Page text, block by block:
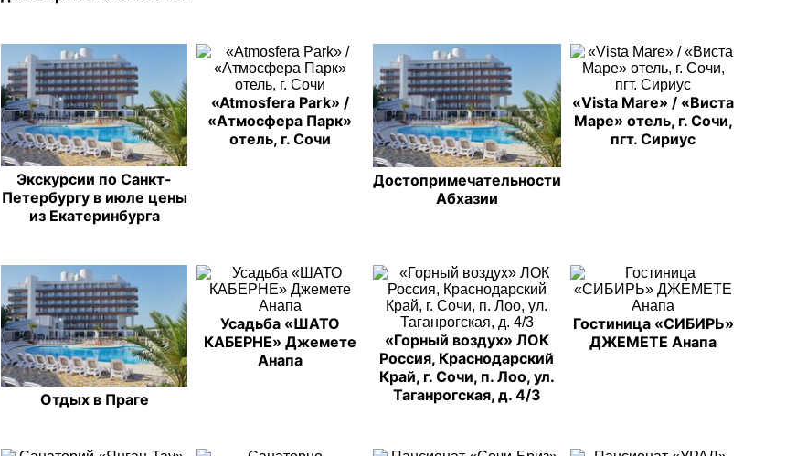
Экскурсии по Санкт-
Петербургу в июле цены
из Екатеринбурга
«Atmosfera Park» /
«Атмосфера Парк»
отель, г. Сочи
Достопримечательности
Абхазии
«Vista Mare» / «Виста
Маре» отель, г. Сочи,
пгт. Сириус
Отдых в Праге
Усадьба «ШАТО
КАБЕРНЕ» Джемете
Анапа
«Горный воздух» ЛОК
Россия, Краснодарский
Край, г. Сочи, п. Лоо, ул.
Таганрогская, д. 4/3
Гостиница «СИБИРЬ»
ДЖЕМЕТЕ Анапа